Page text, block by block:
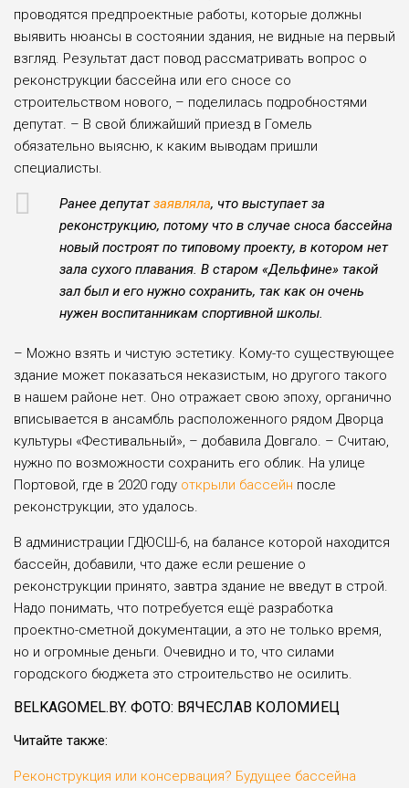
проводятся предпроектные работы, которые должны
выявить нюансы в состоянии здания, не видные на первый
взгляд. Результат даст повод рассматривать вопрос о
реконструкции бассейна или его сносе со
строительством нового, – поделилась подробностями
депутат. – В свой ближайший приезд в Гомель
обязательно выясню, к каким выводам пришли
специалисты.
Ранее депутатзаявляла, что выступает за
реконструкцию, потому что в случае сноса бассейна
новый построят по типовому проекту, в котором нет
зала сухого плавания. В старом «Дельфине» такой
зал был и его нужно сохранить, так как он очень
нужен воспитанникам спортивной школы.
– Можно взять и чистую эстетику. Кому-то существующее
здание может показаться неказистым, но другого такого
в нашем районе нет. Оно отра­жает свою эпоху, органично
вписывается в ансамбль расположенного рядом Дворца
культуры «Фестивальный», – добавила Довгало. – Считаю,
нужно по возможности сохранить его облик. На улице
Порто­вой, где в 2020 году открыли бассейн после
реконструкции, это удалось.
В администрации ГДЮСШ-6, на балансе которой находится
бассейн, добавили, что даже если решение о
реконструкции принято, завтра здание не введут в строй.
Надо пони­мать, что потребуется ещё разработка
проектно-сметной документации, а это не только время,
но и огромные деньги. Очевидно и то, что силами
городского бюджета это строительство не осилить.
BELKАGOMEL.BY. ФОТО: ВЯЧЕСЛАВ КОЛОМИЕЦ
Читайте также:
Реконструкция или консервация? Будущее бассейна